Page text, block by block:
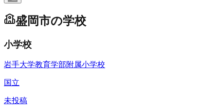
盛岡市の学校
小学校
岩手大学教育学部附属小学校
国立
未投稿